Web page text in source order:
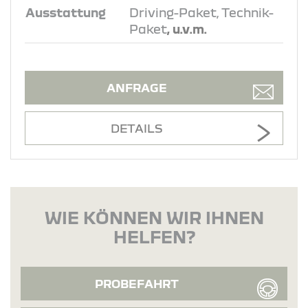
Ausstattung
Driving-Paket, Technik-
Paket, u.v.m.
ANFRAGE
DETAILS
WIE KÖNNEN WIR IHNEN
HELFEN?
PROBEFAHRT